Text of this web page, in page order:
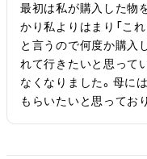
最初は私が購入した物
かり私よりはまり「こ
と言うので何度か購入
れて行きたいと思って
なくなりました。母に
もらいたいと思ってお